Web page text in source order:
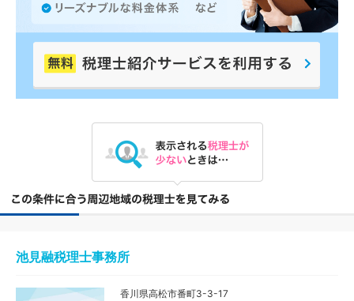
池見融税理士事務所
香川県高松市番町3-3-17